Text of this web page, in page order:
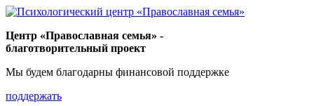
Skip
content
Центр «Православная семья» -
благотворительный проект
Мы будем благодарны финансовой поддержке
поддержать